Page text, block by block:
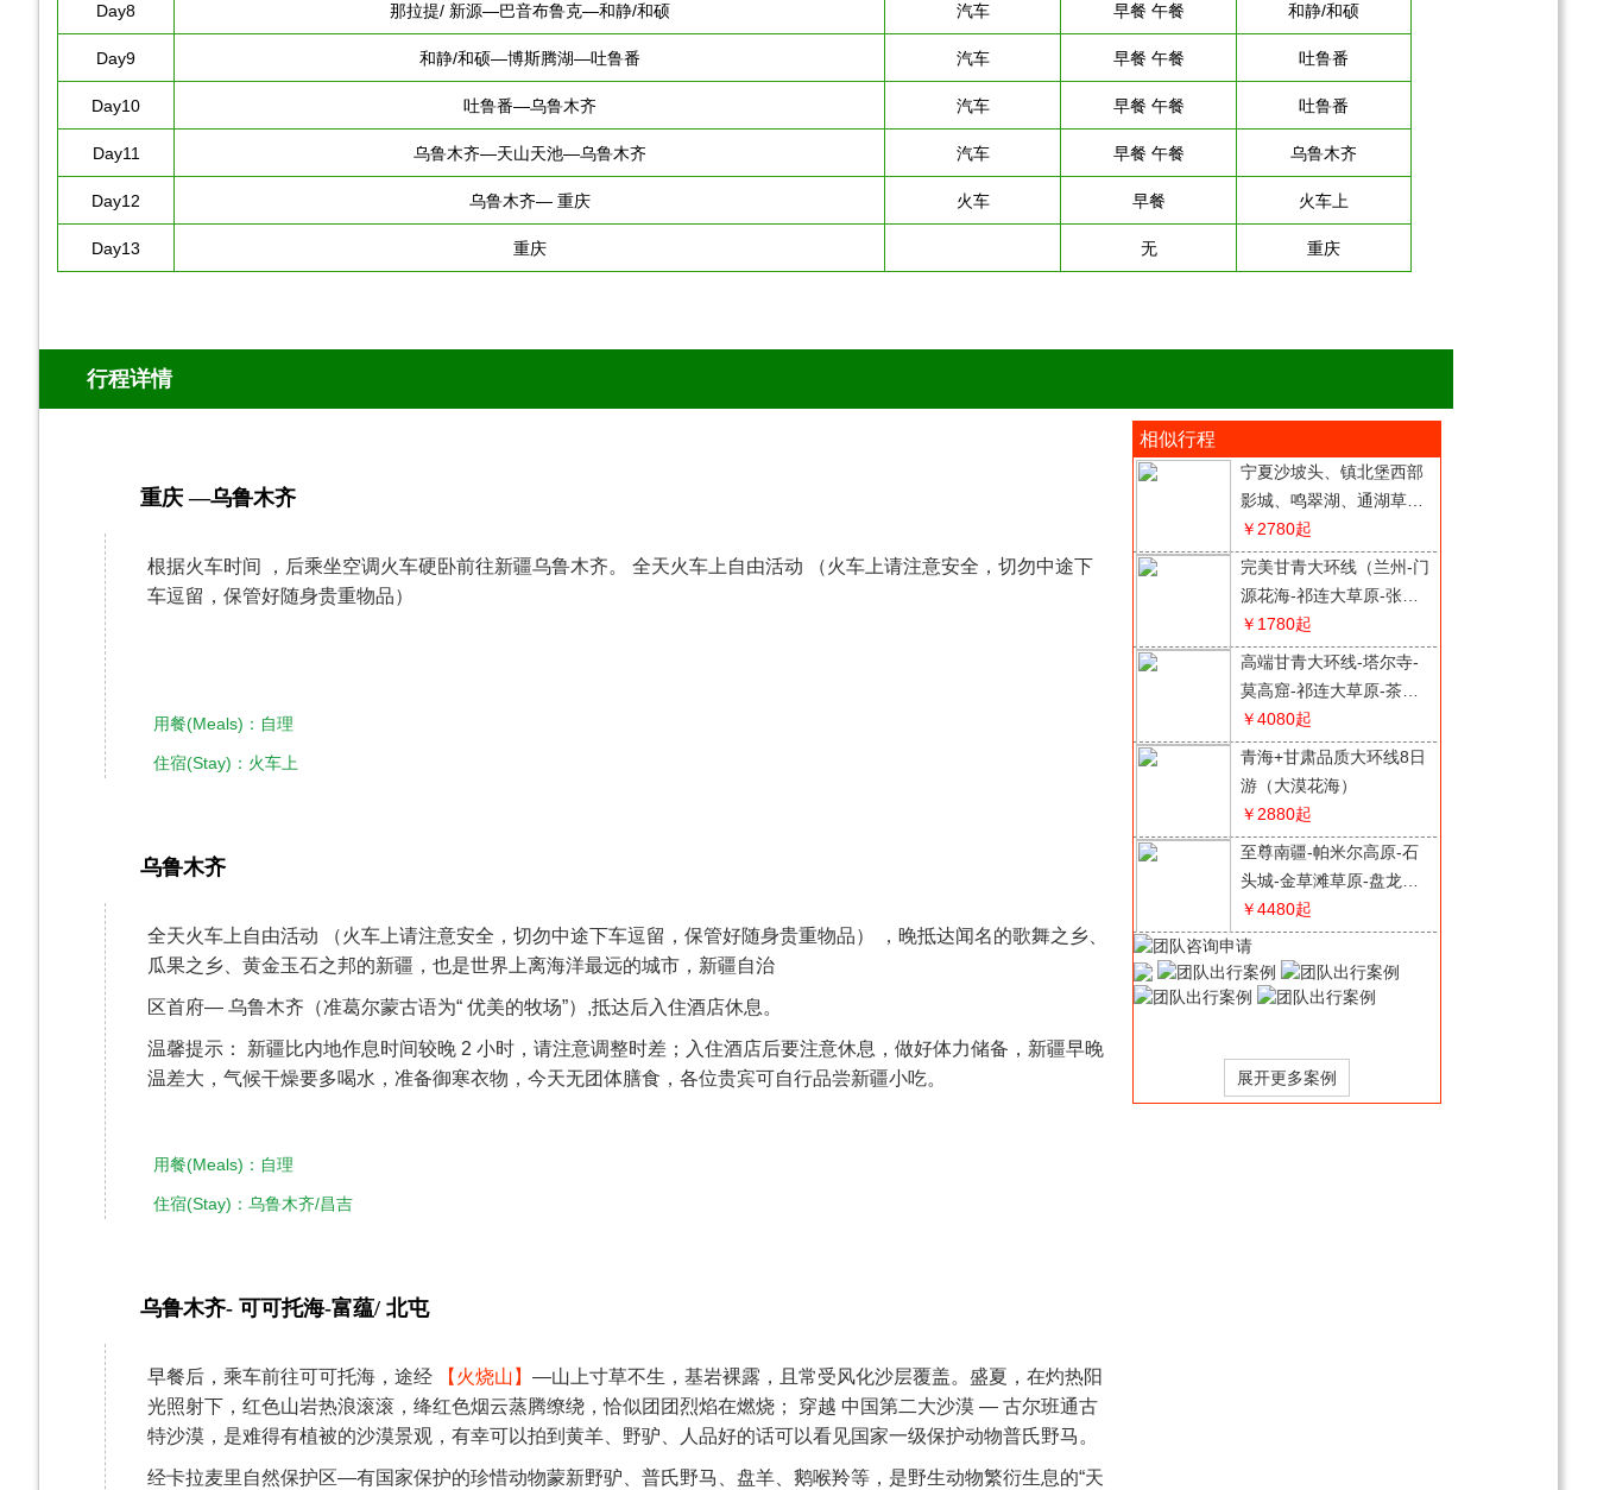
Day8 那拉提/ 新源—巴音布鲁克—和静/和硕 汽车 早餐 午餐 和静/和硕
Day9 和静/和硕—博斯腾湖—吐鲁番 汽车 早餐 午餐 吐鲁番
Day10 吐鲁番—乌鲁木齐 汽车 早餐 午餐 吐鲁番
Day11 乌鲁木齐—天山天池—乌鲁木齐 汽车 早餐 午餐 乌鲁木齐
Day12 乌鲁木齐— 重庆 火车 早餐 火车上
Day13 重庆 无 重庆
行程详情
重庆 —乌鲁木齐
根据火车时间 ，后乘坐空调火车硬卧前往新疆乌鲁木齐。 全天火车上自由活动 （火车上请注意安全，切勿中途下
车逗留，保管好随身贵重物品）
用餐(Meals)：自理
住宿(Stay)：火车上
乌鲁木齐
全天火车上自由活动 （火车上请注意安全，切勿中途下车逗留，保管好随身贵重物品） ，晚抵达闻名的歌舞之乡、
瓜果之乡、黄金玉石之邦的新疆，也是世界上离海洋最远的城市，新疆自治
区首府— 乌鲁木齐（准葛尔蒙古语为“ 优美的牧场”）,抵达后入住酒店休息。
温馨提示： 新疆比内地作息时间较晚 2 小时，请注意调整时差；入住酒店后要注意休息，做好体力储备，新疆早晚
温差大，气候干燥要多喝水，准备御寒衣物，今天无团体膳食，各位贵宾可自行品尝新疆小吃。
用餐(Meals)：自理
住宿(Stay)：乌鲁木齐/昌吉
乌鲁木齐- 可可托海-富蕴/ 北屯
早餐后，乘车前往可可托海，途经 【火烧山】 —山上寸草不生，基岩裸露，且常受风化沙层覆盖。盛夏，在灼热阳
光照射下，红色山岩热浪滚滚，绛红色烟云蒸腾缭绕，恰似团团烈焰在燃烧； 穿越 中国第二大沙漠 — 古尔班通古
特沙漠，是难得有植被的沙漠景观，有幸可以拍到黄羊、野驴、人品好的话可以看见国家一级保护动物普氏野马。
经卡拉麦里自然保护区—有国家保护的珍惜动物蒙新野驴、普氏野马、盘羊、鹅喉羚等，是野生动物繁衍生息的“天
相似行程
宁夏沙坡头、镇北堡西部
影城、鸣翠湖、通湖草
原、览山公园5天钜惠品
质之旅
￥2780起
完美甘青大环线（兰州-门
源花海-祁连大草原-张掖
七彩丹霞-察尔汗盐湖-茶
卡盐湖-青海湖）双动8日
游
￥1780起
高端甘青大环线-塔尔寺-
莫高窟-祁连大草原-茶卡
天空壹号-青海湖双动8日
游（边塞之恋）
￥4080起
青海+甘肃品质大环线8日
游（大漠花海）
￥2880起
至尊南疆-帕米尔高原-石
头城-金草滩草原-盘龙古
道-班迪尔蓝湖-布伦口沙
湖双飞7日/双卧11日游
￥4480起
七彩丹霞/嘉峪关/雅丹魔
鬼城/鸣沙山月牙泉/莫高
窟5日游（8人小包团/遇见
￥4080起
丹霞-嘉峪关城楼-大柴旦-
茶卡盐湖-青海湖）纯玩8
￥4680起